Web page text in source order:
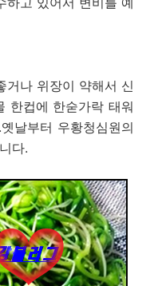
거나 위장이 약해서 신
한컵에 한숟가락 태워
날부터 우황청심원의
다.